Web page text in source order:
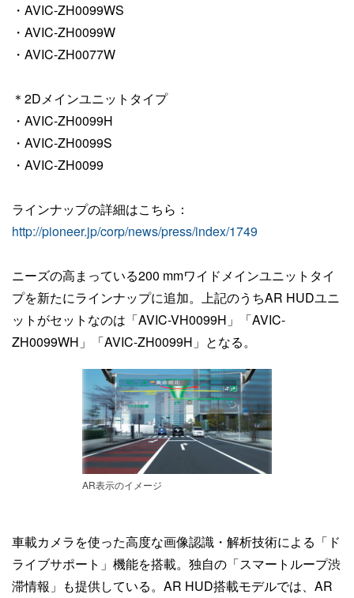
・AVIC-ZH0099WS
・AVIC-ZH0099W
・AVIC-ZH0077W
＊2Dメインユニットタイプ
・AVIC-ZH0099H
・AVIC-ZH0099S
・AVIC-ZH0099
ラインナップの詳細はこちら：
http://pioneer.jp/corp/news/press/index/1749
ニーズの高まっている200 mmワイドメインユニットタイ
プを新たにラインナップに追加。上記のうちAR HUDユニ
ットがセットなのは「AVIC-VH0099H」「AVIC-
ZH0099WH」「AVIC-ZH0099H」となる。
AR表示のイメージ
車載カメラを使った高度な画像認識・解析技術による「ド
ライブサポート」機能を搭載。独自の「スマートループ渋
滞情報」も提供している。AR HUD搭載モデルでは、AR